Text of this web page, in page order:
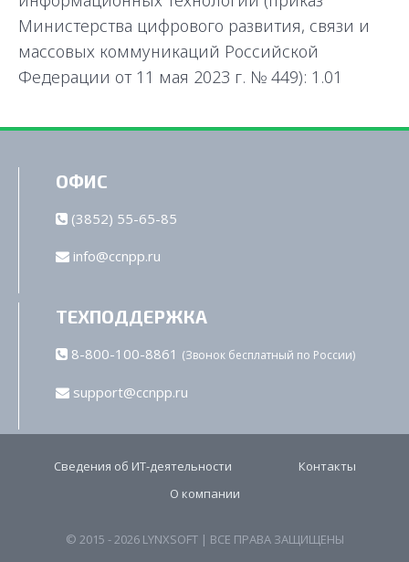
Министерства цифрового развития, связи и
массовых коммуникаций Российской
Федерации от 11 мая 2023 г. № 449): 1.01
ОФИС
(3852) 55-65-85
info@ccnpp.ru
ТЕХПОДДЕРЖКА
8-800-100-8861 (Звонок бесплатный по России)
support@ccnpp.ru
Сведения об ИТ-деятельности
Контакты
О компании
© 2015 - 2026 LYNXSOFT | ВСЕ ПРАВА ЗАЩИЩЕНЫ